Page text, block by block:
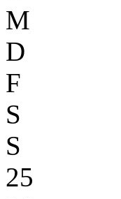
M
D
F
S
S
25